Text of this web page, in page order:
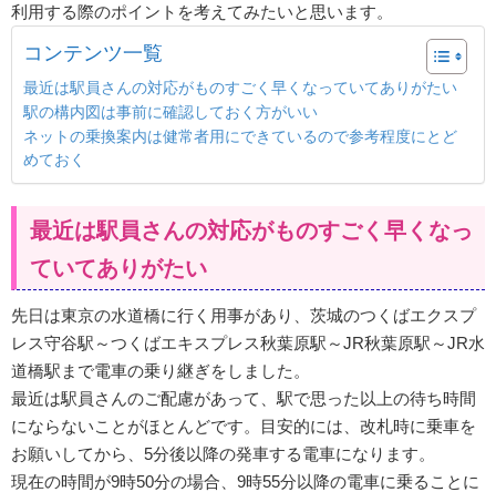
利用する際のポイントを考えてみたいと思います。
コンテンツ一覧
最近は駅員さんの対応がものすごく早くなっていてありがたい
駅の構内図は事前に確認しておく方がいい
ネットの乗換案内は健常者用にできているので参考程度にとど
めておく
最近は駅員さんの対応がものすごく早くなっ
ていてありがたい
先日は東京の水道橋に行く用事があり、茨城のつくばエクスプ
レス守谷駅～つくばエキスプレス秋葉原駅～JR秋葉原駅～JR水
道橋駅まで電車の乗り継ぎをしました。
最近は駅員さんのご配慮があって、駅で思った以上の待ち時間
にならないことがほとんどです。目安的には、改札時に乗車を
お願いしてから、5分後以降の発車する電車になります。
現在の時間が9時50分の場合、9時55分以降の電車に乗ることに